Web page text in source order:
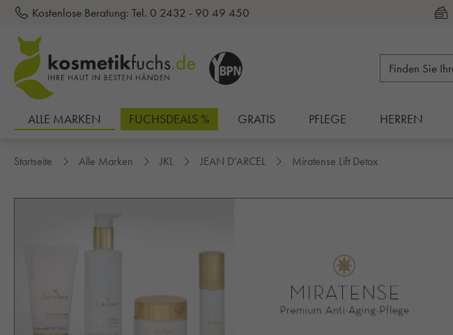
springen
Kostenlose Beratung: Tel. 0 2432 - 90 49 450
ALLE MARKEN FUCHSDEALS % GRATIS PFLEGE HERREN
Startseite Alle Marken JKL JEAN D'ARCEL Miratense Lift Detox